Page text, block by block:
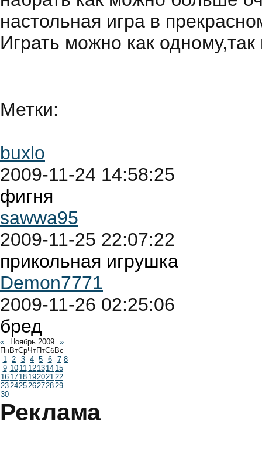
настольная игра в
Играть можно как
Метки:
buxlo
2009-11-24 14:58:25
фигня
sawwa95
2009-11-25 22:07:22
прикольная игрушка
Demon7771
2009-11-26 02:25:06
бред
« Ноябрь 2009
»
ПнВтСрЧтПтСбВс
1 2 3 4 5 6 7 8
9 10 11 121314 15
16 1718 19202122
23242526272829
30
Реклама